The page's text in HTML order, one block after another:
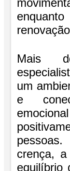
Mais
um
e
crença,
equilíbrio